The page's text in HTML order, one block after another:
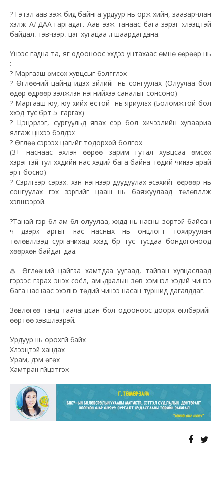
? Гэтэл аав ээж бид байнга урдуур нь орж хийн, зааварчлан
хэлж АЛДАА гаргадаг. Аав ээж танаас бага зэрэг хүлээцтэй
байдал, тэвчээр, цаг хугацаа л шаардагдана.
Үүнээс гадна та, яг одооноос хүүхдээ унтахаас өмнө өөрөөр нь
:
? Маргааш өмсөх хувцсыг бэлтгүүлэх
? Өглөөний цайнд идэх зүйлийг нь сонгуулах (Олуулаа бол
өдөр өдрөөр ээлжлэн нэгнийхээ саналыг сонсоно)
? Маргааш юу, юу хийх ёстойг нь яриулах (Боломжтой бол
хүүхэд тус бүрт 5' гаргах)
? Цэцэрлэг, сургуульд явах үеэр бол хичээлийн хуваариа
ялгаж цүнхээ бэлдэх
? Өглөө сэрээх цагийг тодорхой болгох
(3+ наснаас эхлэн өөрөө зарим гутал хувцсаа өмсөх
хэрэгтэй тул хүүхдийн нас хэдий бага байна төдий чинээ арай
эрт босно)
? Сэрүүлгээр сэрэх, хэн нэгнээр дуудуулах эсэхийг өөрөөр нь
сонгуулах гэх зэргийг цааш нь баяжуулаад төлөвлүүлж
хэвшээрэй.
?Танай гэр бүл ам бүл олуулаа, хүүхдүүд нь насны зөрүүтэй байсан
ч дээрх аргыг нас насных нь онцлогт тохируулан
төлөвлүүлээд сургачихад хүүхэд бүр тус тусдаа бондогоноод
хөөрхөн байдаг даа.
♨️
Өглөөний цайгаа хамтдаа уугаад, тайван хувцаслаад
гэрээс гарах энэхүү соёл, амьдралын зөв хэмнэл хэдий чинээ
бага наснаас эхэлнэ төдий чинээ насан туршид дагалддаг.
Зөвлөгөө танд таалагдсан бол одооноос доорх өгүүлбэрийг
өөртөө хэвшүүлээрэй.
Урдуур нь орохгүй байх
Хүлээцтэй хандах
Урам, дэм өгөх
Хамтран гүйцэтгэх